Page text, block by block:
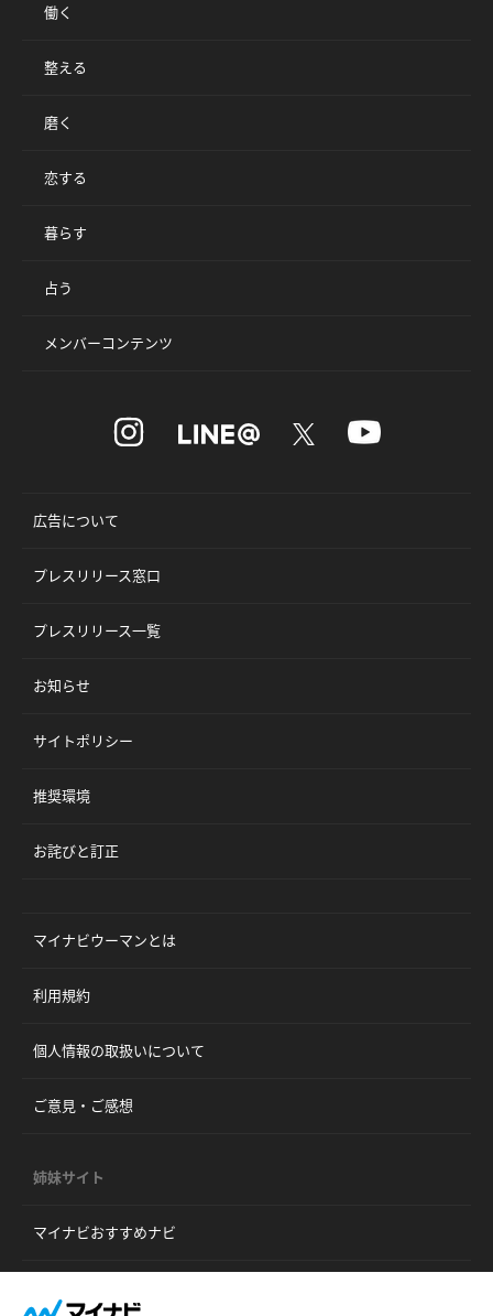
働く
整える
磨く
恋する
暮らす
占う
メンバーコンテンツ
広告について
プレスリリース窓口
プレスリリース一覧
お知らせ
サイトポリシー
推奨環境
お詫びと訂正
マイナビウーマンとは
利用規約
個人情報の取扱いについて
ご意見・ご感想
姉妹サイト
マイナビおすすめナビ